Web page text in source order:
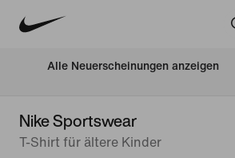
Alle Neuerscheinungen anzeigen
Nike Sportswear
T-Shirt für ältere Kinder